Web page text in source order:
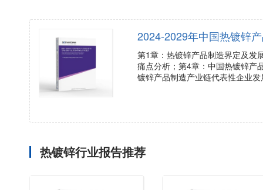
2024-2029年中国热镀锌
第1章：热镀锌产品制造界定及发
痛点分析；第4章：中国热镀锌产
镀锌产品制造产业链代表性企业
热镀锌行业报告推荐